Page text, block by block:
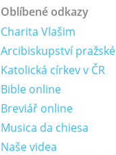
Oblíbené odkazy
Charita Vlašim
Arcibiskupství pražské
Katolická církev v ČR
Bible online
Breviář online
Musica da chiesa
Naše videa